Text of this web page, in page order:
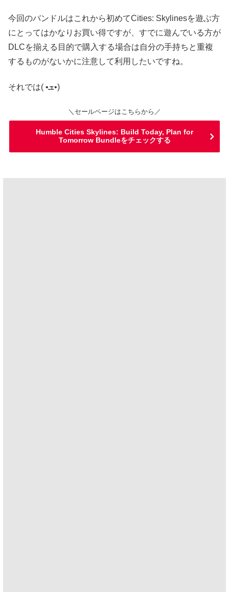
今回のバンドルはこれから初めてCities: Skylinesを遊ぶ方
にとってはかなりお買い得ですが、すでに遊んでいる方が
DLCを揃える目的で購入する場合は自分の手持ちと重複
するものがないかに注意して利用したいですね。
それでは( •ܫ•)
＼セールページはこちらから／
Humble Cities Skylines: Build Today, Plan for
Tomorrow Bundleをチェックする